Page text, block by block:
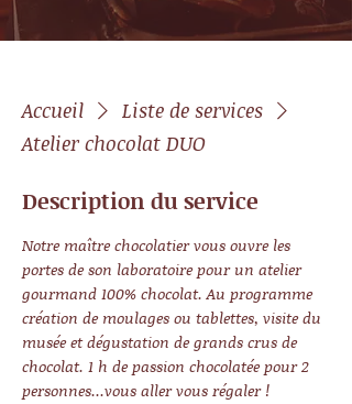
Accueil
Liste de services
Atelier chocolat DUO
Description du service
Notre maître chocolatier vous ouvre les
portes de son laboratoire pour un atelier
gourmand 100% chocolat. Au programme
création de moulages ou tablettes, visite du
musée et dégustation de grands crus de
chocolat. 1 h de passion chocolatée pour 2
personnes...vous aller vous régaler !